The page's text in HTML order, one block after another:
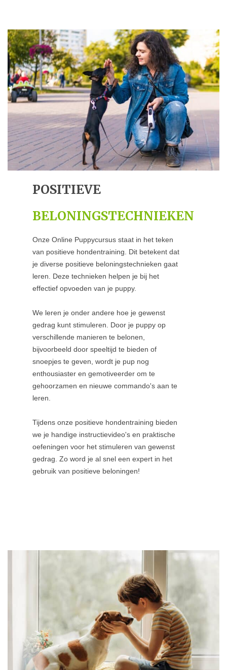
POSITIEVE
BELONINGSTECHNIEKEN
Onze Online Puppycursus staat in het teken
van positieve hondentraining. Dit betekent dat
je diverse positieve beloningstechnieken gaat
leren. Deze technieken helpen je bij het
effectief opvoeden van je puppy.
We leren je onder andere hoe je gewenst
gedrag kunt stimuleren. Door je puppy op
verschillende manieren te belonen,
bijvoorbeeld door speeltijd te bieden of
snoepjes te geven, wordt je pup nog
enthousiaster en gemotiveerder om te
gehoorzamen en nieuwe commando's aan te
leren.
Tijdens onze positieve hondentraining bieden
we je handige instructievideo's en praktische
oefeningen voor het stimuleren van gewenst
gedrag. Zo word je al snel een expert in het
gebruik van positieve beloningen!